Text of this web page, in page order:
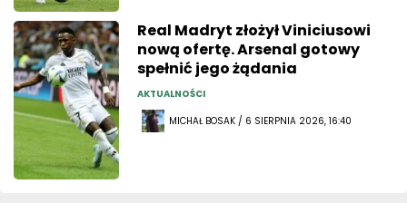
Real Madryt złożył Viniciusowi
nową ofertę. Arsenal gotowy
spełnić jego żądania
AKTUALNOŚCI
MICHAŁ BOSAK / 6 SIERPNIA 2026, 16:40